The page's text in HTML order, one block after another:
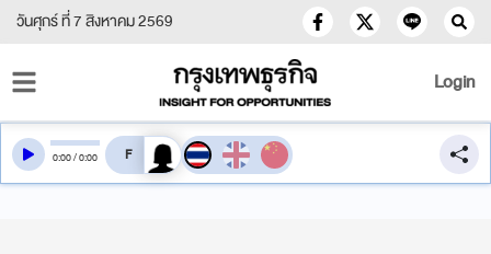
วันศุกร์ ที่ 7 สิงหาคม 2569
Login
0:00/0:00 สลับเสียงอ่าน